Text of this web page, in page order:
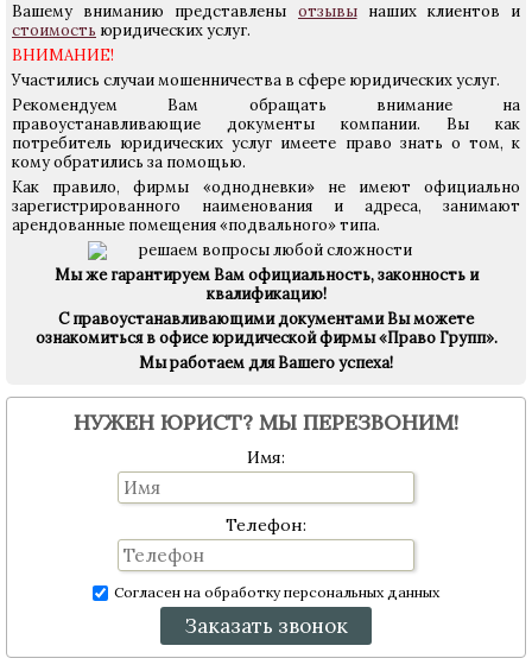
Вашему вниманию представлены отзывынаших клиентов и
стоимость юридических услуг.
ВНИМАНИЕ!
Участились случаи мошенничества в сфере юридических услуг.
Рекомендуем Вам обращать внимание на
правоустанавливающие документы компании. Вы как
потребитель юридических услуг имеете право знать о том, к
кому обратились за помощью.
Как правило, фирмы «однодневки» не имеют официально
зарегистрированного наименования и адреса, занимают
арендованные помещения «подвального» типа.
Мы же гарантируем Вам официальность, законность и
квалификацию!
С правоустанавливающими документами Вы можете
ознакомиться в офисе юридической фирмы «Право Групп».
Мы работаем для Вашего успеха!
НУЖЕН ЮРИСТ? МЫ ПЕРЕЗВОНИМ!
Имя:
Телефон:
Согласен на обработку персональных данных
Заказать звонок